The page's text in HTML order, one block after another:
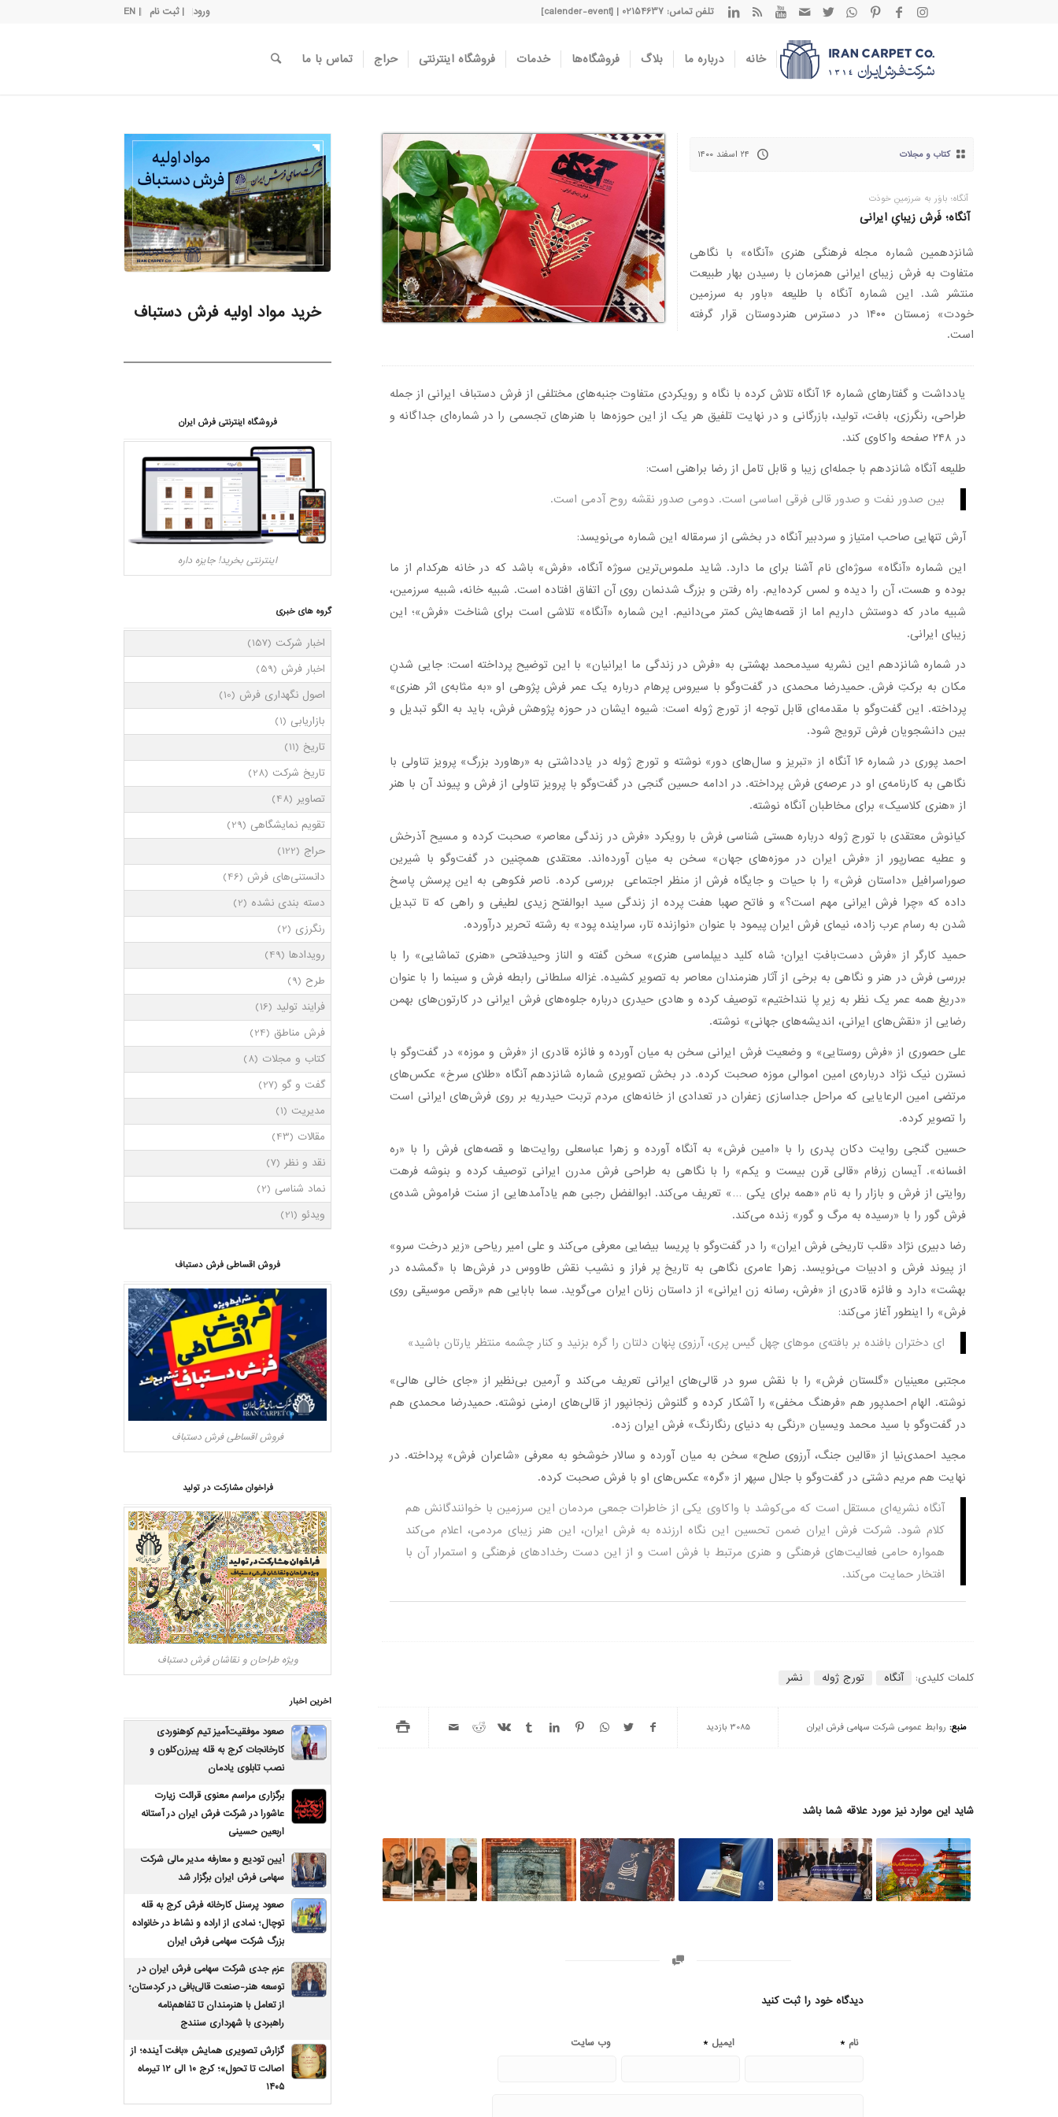
ورود | ثبت نام | EN تلفن تماس: 02154637 | [calender-event]
خانه درباره ما بلاگ فروشگاه‌ها خدمات فروشگاه اینترنتی حراج تماس با ما
کتاب و مجلات ۲۴ اسفند ۱۴۰۰
آنگاه؛ باوَر به سَرزمینِ خودَت
آنگاه؛ فَرش زیبایِ ایرانی
شانزدهمین شماره مجله فرهنگی هنری «آنگاه» با نگاهی
متفاوت به فرش زیبای ایرانی همزمان با رسیدن بهار طبیعت
منتشر شد. این شماره آنگاه با طلیعه «باور به سرزمین
خودت» زمستان ۱۴۰۰ در دسترس هنردوستان قرار گرفته
است.
یادداشت و گفتارهای شماره ۱۶ آنگاه تلاش کرده با نگاه و رویکردی متفاوت جنبه‌های مختلفی از فرش دستباف ایرانی از جمله
طراحی، رنگرزی، بافت، تولید، بازرگانی و در نهایت تلفیق هر یک از این حوزه‌ها با هنرهای تجسمی را در شماره‌ای جداگانه و
در ۲۴۸ صفحه واکاوی کند.
طلیعه آنگاه شانزدهم با جمله‌ای زیبا و قابل تامل از رضا براهنی است:
بین صدور نفت و صدور قالی فرقی اساسی است. دومی صدور نقشه روح آدمی است.
آرش تنهایی صاحب امتیاز و سردبیر آنگاه در بخشی از سرمقاله این شماره می‌نویسد:
این شماره «آنگاه» سوژه‌ای نام آشنا برای ما دارد. شاید ملموس‌ترین سوژه آنگاه، «فرش» باشد که در خانه هرکدام از ما
بوده و هست، آن را دیده و لمس کرده‌ایم. راه رفتن و بزرگ شدنمان روی آن اتفاق افتاده است. شبیه خانه، شبیه سرزمین،
شبیه مادر که دوستش داریم اما از قصه‌هایش کمتر می‌دانیم. این شماره «آنگاه» تلاشی است برای شناخت «فرش»؛ این
زیبای ایرانی.
در شماره شانزدهم این نشریه سیدمحمد بهشتی به «فرش در زندگی ما ایرانیان» با این توضیح پرداخته است: جایی شدنِ
مکان به برکتِ فرش. حمیدرضا محمدی در گفت‌و‌گو با سیروس پرهام درباره یک عمر فرش پژوهی او «به مثابه‌ی اثر هنری»
پرداخته. این گفت‌وگو با مقدمه‌ای قابل توجه از تورج ژوله است: شیوه ایشان در حوزه پژوهش فرش، باید به الگو تبدیل و
بین دانشجویان فرش ترویج شود.
احمد پوری در شماره ۱۶ آنگاه از «تبریز و سال‌های دور» نوشته و تورج ژوله در یادداشتی به «رهاورد بزرگ» پرویز تناولی با
نگاهی به کارنامه‌ی او در عرصه‌ی فرش پرداخته. در ادامه حسین گنجی در گفت‌و‌گو با پرویز تناولی از فرش و پیوند آن با هنر
از «هنری کلاسیک» برای مخاطبان آنگاه نوشته.
کیانوش معتقدی با تورج ژوله درباره هستی شناسی فرش با رویکرد «فرش در زندگی معاصر» صحبت کرده و مسیح آذرخش
و عطیه عصارپور از «فرش ایران در موزه‌های جهان» سخن به میان آورده‌اند. معتقدی همچنین در گفت‌وگو با شیرین
صوراسرافیل «داستان فرش» را با حیات و جایگاه فرش از منظر اجتماعی بررسی کرده. ناصر فکوهی به این پرسش پاسخ
داده که «چرا فرش ایرانی مهم است؟» و فاتح صهبا هفت پرده از زندگی سید ابوالفتح زیدی لطیفی و راهی که تا تبدیل
شدن به رسام عرب زاده، نیمای فرش ایران پیمود با عنوان «نوازنده تار، سراینده پود» به رشته تحریر درآورده.
حمید کارگر از «فرش دست‌بافتِ ایران؛ شاه کلید دیپلماسی هنری» سخن گفته و الناز وحیدفتحی «هنری تماشایی» را با
بررسی فرش در هنر و نگاهی به برخی از آثار هنرمندان معاصر به تصویر کشیده. غزاله سلطانی رابطه فرش و سینما را با عنوان
«دریغ همه عمر یک نظر به زیر پا ننداختیم» توصیف کرده و هادی حیدری درباره جلوه‌های فرش ایرانی در کارتون‌های بهمن
رضایی از «نقش‌های ایرانی، اندیشه‌های جهانی» نوشته.
علی حصوری از «فرش روستایی» و وضعیت فرش ایرانی سخن به میان آورده و فائزه قادری از «فرش و موزه» در گفت‌وگو با
نسترن نیک نژاد درباره‌ی امین اموالی موزه صحبت کرده. در بخش تصویری شماره شانزدهم آنگاه «طلای سرخ» عکس‌های
مرتضی امین الرعایایی که مراحل جداسازی زعفران در تعدادی از خانه‌های مردم تربت حیدریه بر روی فرش‌های ایرانی است
را تصویر کرده.
حسین گنجی روایت دکان پدری را با «امین فرش» به آنگاه آورده و زهرا عباسعلی روایت‌ها و قصه‌های فرش را با «ره
افسانه». آیسان زرفام «قالی قرن بیست و یکم» را با نگاهی به طراحی فرش مدرن ایرانی توصیف کرده و بنوشه فرهت
روایتی از فرش و بازار را به نام «همه برای یکی …» تعریف می‌کند. ابوالفضل رجبی هم یادآمدهایی از سنت فراموش شده‌ی
فرش گور را با «رسیده به مرگ و گور» زنده می‌کند.
رضا دبیری نژاد «قلب تاریخی فرش ایران» را در گفت‌وگو با پریسا بیضایی معرفی می‌کند و علی امیر ریاحی «زیر درخت سرو»
از پیوند فرش و ادبیات می‌نویسد. زهرا عامری نگاهی به تاریخ پر فراز و نشیب نقش طاووس در فرش‌ها با «گمشده در
بهشت» دارد و فائزه قادری از «فرش، رسانه زن ایرانی» از داستان زنان ایران می‌گوید. سما بابایی هم «رقص موسیقی روی
فرش» را اینطور آغاز می‌کند:
ای دختران بافنده بر بافته‌ی موهای چهل گیس پری، آرزوی پنهان دلتان را گره بزنید و کنار چشمه منتظر یارتان باشید»
مجتبی معینیان «گلستان فرش» را با نقش سرو در قالی‌های ایرانی تعریف می‌کند و آرمین بی‌نظیر از «جای خالی هالی»
نوشته. الهام احمدپور هم «فرهنگ مخفی» را آشکار کرده و گلنوش زنجانپور از قالی‌های ارمنی نوشته. حمیدرضا محمدی هم
در گفت‌وگو با سید محمد ویسیان «رنگی به دنیای رنگارنگ» فرش ایران زده.
مجید احمدی‌نیا از «قالین جنگ، آرزوی صلح» سخن به میان آورده و سالار خوشخو به معرفی «شاعران فرش» پرداخته. در
نهایت هم مریم دشتی در گفت‌وگو با جلال سپهر از «گره» عکس‌های او با فرش صحبت کرده.
آنگاه نشریه‌ای مستقل است که می‌کوشد با واکاوی یکی از خاطرات جمعی مردمان این سرزمین با خوانندگانش هم
کلام شود. شرکت فرش ایران ضمن تحسین این نگاه ارزنده به فرش ایران، این هنر زیبای مردمی، اعلام می‌کند
همواره حامی فعالیت‌های فرهنگی و هنری مرتبط با فرش است و از این دست رخدادهای فرهنگی و استمرار آن با
افتخار حمایت می‌کند.
کلمات کلیدی: آنگاه تورج ژوله نشر
منبع: روابط عمومی شرکت سهامی فرش ایران 3085 بازدید
شاید این موارد نیز مورد علاقه شما باشد
دیدگاه خود را ثبت کنید
نام * ایمیل * وب‌ سایت
خرید مواد اولیه فرش دستباف
فروشگاه اینترنتی فرش ایران
اینترنتی بخرید! جایزه داره
گروه های خبری
اخبار شرکت (157)
اخبار فرش (59)
اصول نگهداری فرش (10)
بازاریابی (1)
تاریخ (11)
تاریخ شرکت (28)
تصاویر (48)
تقویم نمایشگاهی (29)
حراج (122)
دانستنی‌های فرش (46)
دسته بندی نشده (2)
رنگرزی (2)
رویدادها(49)
طرح (9)
فرایند تولید (16)
فرش مناطق (24)
کتاب و مجلات (8)
گفت و گو (27)
مدیریت (1)
مقالات (43)
نقد و نظر (7)
نماد شناسی (2)
ویدئو (21)
فروش اقساطی فرش دستباف
فروش اقساطی فرش دستباف
فراخوان مشارکت در تولید
ویژه طراحان و نقاشان فرش دستباف
اخرین اخبار
صعود موفقیت‌آمیز تیم کوهنوردی
کارخانجات کرج به قله پیرزن‌کلون و
نصب تابلوی یادمان
برگزاری مراسم معنوی قرائت زیارت
عاشورا در شرکت فرش ایران در آستانه
اربعین حسینی
آیین تودیع و معارفه مدیر مالی شرکت
سهامی فرش ایران برگزار شد
صعود پرسنل کارخانه فرش کرج به قله
توچال؛ نمادی از اراده و نشاط در خانواده
بزرگ شرکت سهامی فرش ایران
عزم جدی شرکت سهامی فرش ایران در
توسعه هنر-صنعت قالی‌بافی در کردستان؛
از تعامل با هنرمندان تا تفاهم‌نامه
راهبردی با شهرداری سنندج
گزارش تصویری همایش «بافت آینده؛ از
اصالت تا تحول»؛ کرج ۱۰ الی ۱۲ تیرماه
۱۴۰۵